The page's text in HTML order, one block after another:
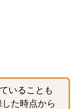
いることも
た時点から